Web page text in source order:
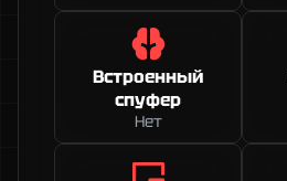
Встроенный
спуфер
Нет